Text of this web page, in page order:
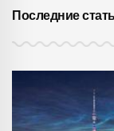
Последние